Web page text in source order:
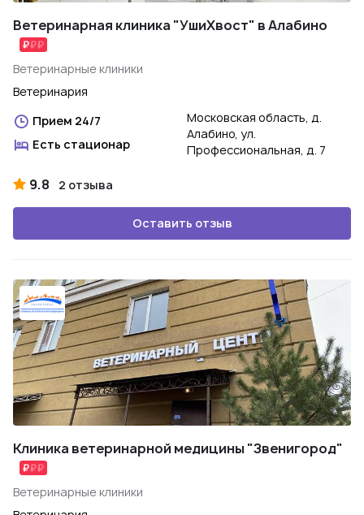
Ветеринарная клиника "УшиХвост" в Алабино
Ветеринарные клиники
Ветеринария
Прием 24/7
Есть стационар
Московская область, д.
Алабино, ул.
Профессиональная, д. 7
9.8 2 отзыва
Оставить отзыв
Клиника ветеринарной медицины "Звенигород"
Ветеринарные клиники